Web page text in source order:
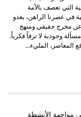
التي تعصف بالأمة
في عصرنا الراهن، يغدو
مخرج حقيقي ومنهج
وجودية لا ترفاً فكرياً.
المعاصر، المليء…
مواجهة الأنشطة